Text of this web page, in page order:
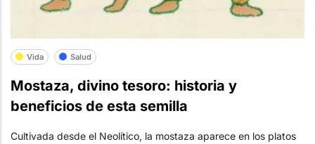
Vida Salud
Mostaza, divino tesoro: historia y
beneficios de esta semilla
Cultivada desde el Neolítico, la mostaza aparece en los platos